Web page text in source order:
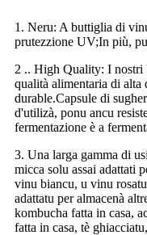
1. Neru: A buttiglia di
prutezzione UV;In più,
2 .. High Quality: I
qualità alimentaria di alta
durable.Capsule di
d'utilizà, ponu ancu
fermentazione è a
3. Una larga gamma di
micca solu assai adattati
vinu biancu, u vinu
adattatu per almacenà
kombucha fatta in casa,
fatta in casa, tè